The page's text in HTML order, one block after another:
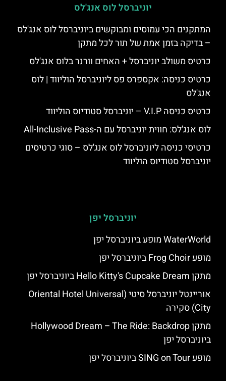
יוניברסל לוס אנג'לס
המתקנים הכי עמוסים ומבוקשים ביוניברסל לוס אנג'לס
– בדיקה בזמן אמת של תור לכל מתקן
כרטיס משולב יוניברסל + האחים וורנר בלוס אנג'לס
כרטיס כניסה: אקספרס פס ליוניברסל הוליווד | לוס
אנג'לס
כרטיס כניסה V.I.P – יוניברסל סטודיוס הוליווד
לוס אנג'לס: חווית יוניברסל עם ה-All-Inclusive Pass
כרטיסי כניסה ליוניברסל לוס אנג'לס – סוגי כרטיסים
יוניברסל סטודיוס הוליווד
יוניברסל יפן
WaterWorld מופע ביוניברסל יפן
מופע Frog Choir ביוניברסל יפן
מתקן Hello Kitty's Cupcake Dream ביוניברסל יפן
אוריינטל יוניברסל סיטי (Oriental Hotel Universal
City) סקירה
מתקן Hollywood Dream – The Ride: Backdrop
ביוניברסל יפן
מופע SING on Tour ביוניברסל יפן